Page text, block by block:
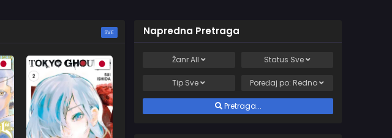
SVE Napredna Pretraga
ŽanrAll Status Sve
Tip Sve Poređaj po: Redno
Pretraga...